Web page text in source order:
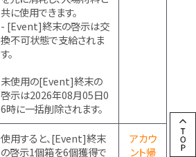
共に使用できます。
- [Event]終末の啓示は交
換不可状態で支給されま
す。
未使用の[Event]終末の
啓示は2026年08月05日0
6時に一括削除されます。
使用すると、[Event]終末
の啓示1個箱を6個獲得で
アカウ
ント帰